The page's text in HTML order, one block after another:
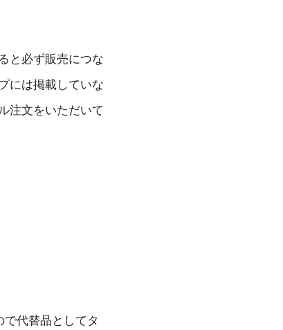
と必ず販売につな
には掲載していな
注文をいただいて
代替品としてタ